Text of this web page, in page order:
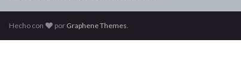
Hecho con por Graphene Themes